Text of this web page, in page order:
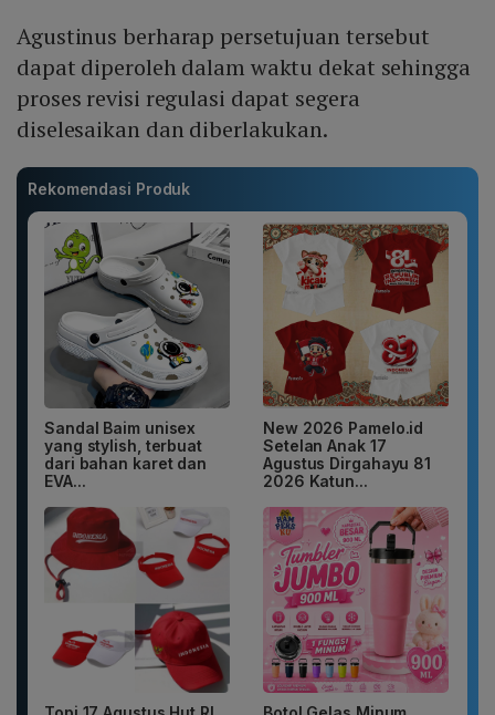
Agustinus berharap persetujuan tersebut
dapat diperoleh dalam waktu dekat sehingga
proses revisi regulasi dapat segera
diselesaikan dan diberlakukan.
Rekomendasi Produk
Sandal Baim unisex
yang stylish, terbuat
dari bahan karet dan
EVA...
New 2026 Pamelo.id
Setelan Anak 17
Agustus Dirgahayu 81
2026 Katun...